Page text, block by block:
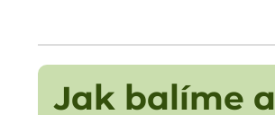
Jak balíme a